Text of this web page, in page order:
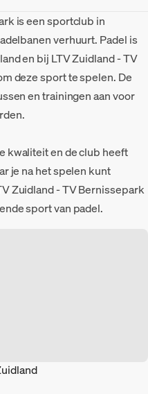
is een sportclub in
verhuurt. Padel is
en bij LTV Zuidland - TV
deze sport te spelen. De
en trainingen aan voor
kwaliteit en de club heeft
je na het spelen kunt
Zuidland - TV Bernissepark
sport van padel.